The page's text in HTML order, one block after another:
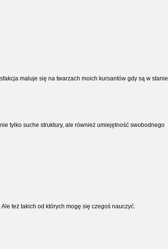
maluje się na twarzach moich kursantów gdy są w stanie
tylko suche struktury, ale również umiejętność swobodnego
też takich od których mogę się czegoś nauczyć.